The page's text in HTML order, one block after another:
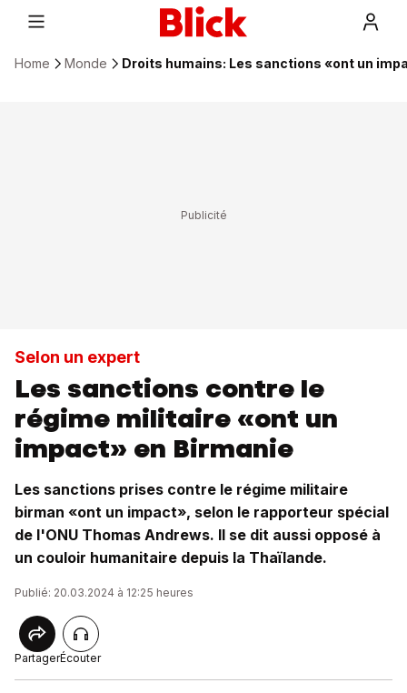
Home Monde Droits humains: Les sanctions «ont un
Selon un expert
Les sanctions contre le
régime militaire «ont un
impact» en Birmanie
Les sanctions prises contre le régime militaire
birman «ont un impact», selon le rapporteur spécial
de l'ONU Thomas Andrews. Il se dit aussi opposé à
un couloir humanitaire depuis la Thaïlande.
Publié: 20.03.2024 à 12:25 heures
PartagerÉcouter